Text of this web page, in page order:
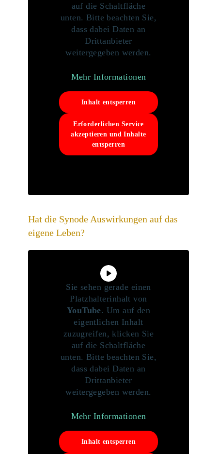
auf die Schaltfläche
unten. Bitte beachten Sie,
dass dabei Daten an
Drittanbieter
weitergegeben werden.
Mehr Informationen
Inhalt entsperren
Erforderlichen Service
akzeptieren und Inhalte
entsperren
Hat die Synode Auswirkungen auf das
eigene Leben?
Sie sehen gerade einen
Platzhalterinhalt von
YouTube. Um auf den
eigentlichen Inhalt
zuzugreifen, klicken Sie
auf die Schaltfläche
unten. Bitte beachten Sie,
dass dabei Daten an
Drittanbieter
weitergegeben werden.
Mehr Informationen
Inhalt entsperren